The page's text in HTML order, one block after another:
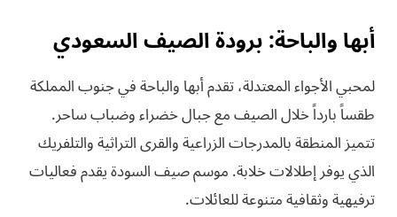
أبها والباحة: برودة الصيف السعودي
لمحبي الأجواء المعتدلة، تقدم أبها والباحة في جنوب المملكة
طقساً بارداً خلال الصيف مع جبال خضراء وضباب ساحر.
تتميز المنطقة بالمدرجات الزراعية والقرى التراثية والتلفريك
الذي يوفر إطلالات خلابة. موسم صيف السودة يقدم فعاليات
ترفيهية وثقافية متنوعة للعائلات.